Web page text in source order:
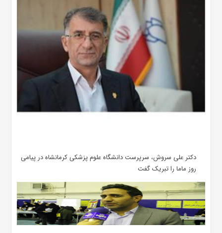
دکتر علی سروش، سرپرست دانشگاه علوم پزشکی کرمانشاه در پیامی
روز ماما را تبریک گفت